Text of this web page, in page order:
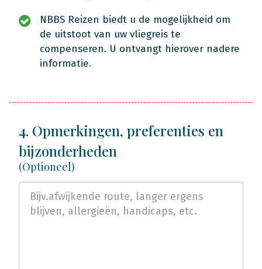
NBBS Reizen biedt u de mogelijkheid om
de uitstoot van uw vliegreis te
compenseren. U ontvangt hierover nadere
informatie.
4. Opmerkingen, preferenties en
bijzonderheden
(Optioneel)